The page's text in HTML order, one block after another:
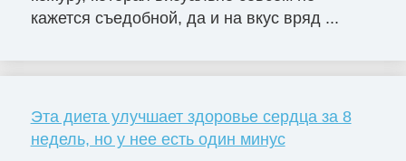
кажется съедобной, да и на вкус вряд ...
Эта диета улучшает здоровье сердца за 8
недель, но у нее есть один минус